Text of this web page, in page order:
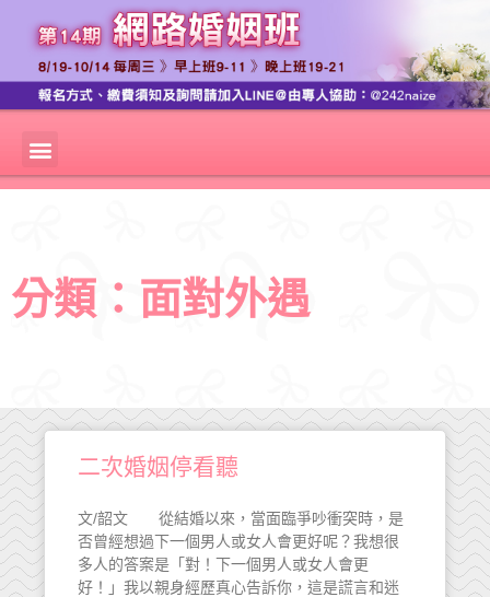
分類：面對外遇
二次婚姻停看聽
文/韶文 從結婚以來，當面臨爭吵衝突時，是
否曾經想過下一個男人或女人會更好呢？我想很
多人的答案是「對！下一個男人或女人會更
好！」我以親身經歷真心告訴你，這是謊言和迷